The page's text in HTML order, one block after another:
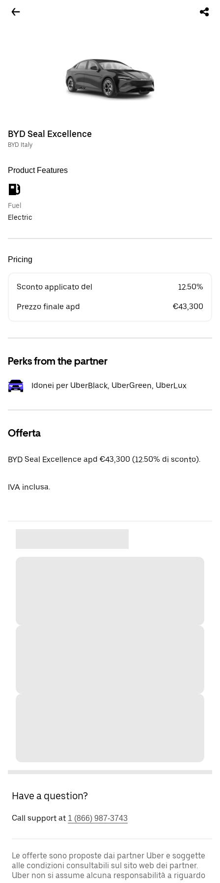
BYD Seal Excellence
BYD Italy
Product Features
Fuel
Electric
Pricing
Sconto applicato del 12.50%
Prezzo finale apd €43,300
Perks from the partner
Idonei per UberBlack, UberGreen, UberLux
Offerta
BYD Seal Excellence apd €43,300 (12.50% di sconto).
IVA inclusa.
Have a question?
Call support at 1 (866) 987-3743
Le offerte sono proposte dai partner Uber e soggette
alle condizioni consultabili sul sito web dei partner.
Uber non si assume alcuna responsabilità a riguardo